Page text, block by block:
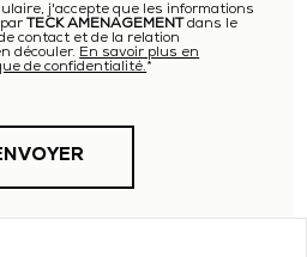
j'accepte que les informations
parTECK AMENAGEMENTdans le
contact et de la relation
découler. En savoir plus en
de confidentialité.*